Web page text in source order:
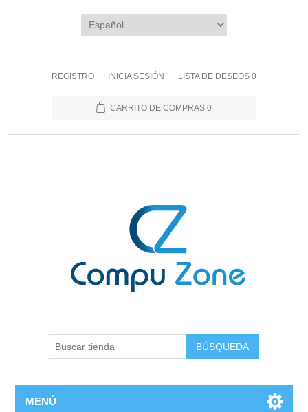
REGISTRO INICIA SESIÓN LISTA DE DESEOS 0
CARRITO DE COMPRAS 0
BÚSQUEDA
MENÚ